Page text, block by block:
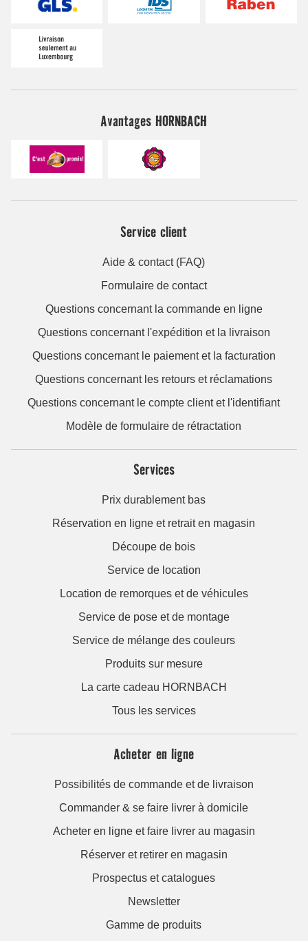
Avantages HORNBACH
Service client
Aide & contact (FAQ)
Formulaire de contact
Questions concernant la commande en ligne
Questions concernant l'expédition et la livraison
Questions concernant le paiement et la facturation
Questions concernant les retours et réclamations
Questions concernant le compte client et l'identifiant
Modèle de formulaire de rétractation
Services
Prix durablement bas
Réservation en ligne et retrait en magasin
Découpe de bois
Service de location
Location de remorques et de véhicules
Service de pose et de montage
Service de mélange des couleurs
Produits sur mesure
La carte cadeau HORNBACH
Tous les services
Acheter en ligne
Possibilités de commande et de livraison
Commander & se faire livrer à domicile
Acheter en ligne et faire livrer au magasin
Réserver et retirer en magasin
Prospectus et catalogues
Newsletter
Gamme de produits